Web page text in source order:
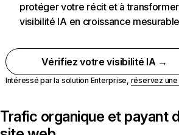
protéger votre récit et à
visibilité IA en croissance
Vérifiez votre visibilité IA →
Intéressé par la solution Enterprise, réservez
Trafic organique et payant